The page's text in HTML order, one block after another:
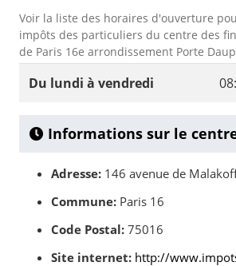
Voir la liste des horaires d'ouverture
impôts des particuliers du centre des
de Paris 16e arrondissement Porte
Du lundi à vendredi
Informations sur le
Adresse: 146 avenue de
Commune: Paris 16
Code Postal: 75016
Site internet: http://